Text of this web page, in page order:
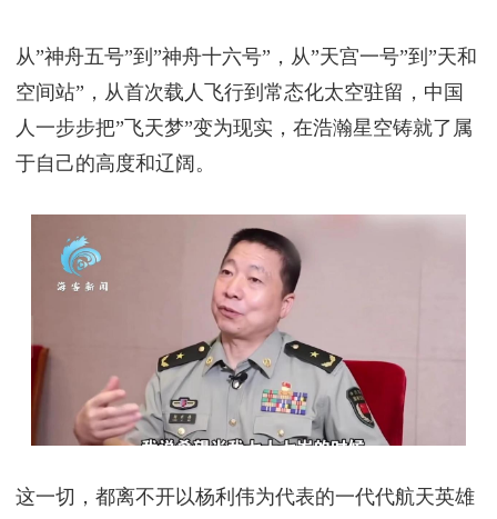
从”神舟五号”到”神舟十六号”，从”天宫一号”到”天和
空间站”，从首次载人飞行到常态化太空驻留，中国
人一步步把”飞天梦”变为现实，在浩瀚星空铸就了属
于自己的高度和辽阔。
这一切，都离不开以杨利伟为代表的一代代航天英雄